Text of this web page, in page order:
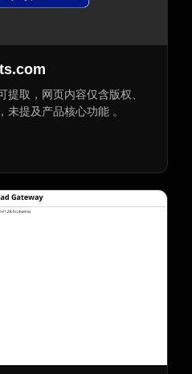
助手 AI评论助手
广告生成器
字营销生成器
成器
在客户生成
取，网页内容仅含版权、
未提及产品核心功能 。